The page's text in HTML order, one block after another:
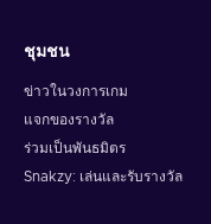
various occasions,
Uber Eats 30 USD
best shopping
your door. Enjoy
we offer gift cards at
ชุมชน
ข่าวในวงการเกม
แจกของรางวัล
ร่วมเป็นพันธมิตร
Snakzy: เล่นและรับรางวัล